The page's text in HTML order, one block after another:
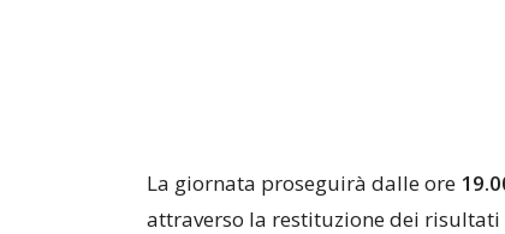
La giornata proseguirà dalle ore
attraverso la restituzione dei